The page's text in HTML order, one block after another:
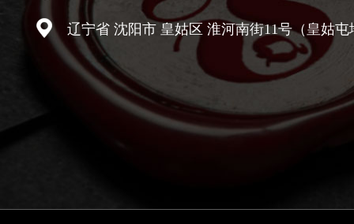
辽宁省 沈阳市 皇姑区 淮河南街11号（皇姑